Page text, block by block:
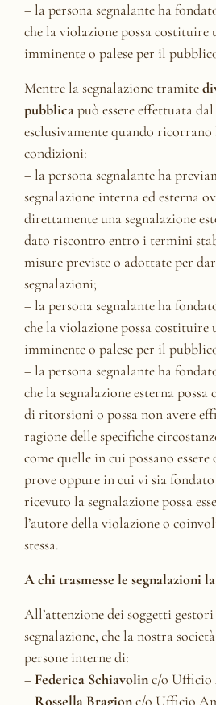
– la persona segnalante ha
che la violazione possa costituire
imminente o palese per il
Mentre la segnalazione tramite
pubblicapuò essere effettuata
esclusivamente quando ricorrano
condizioni:
– la persona segnalante ha
segnalazione interna ed esterna
direttamente una segnalazione
dato riscontro entro i termini
misure previste o adottate per
segnalazioni;
– la persona segnalante ha
che la violazione possa costituire
imminente o palese per il
– la persona segnalante ha
che la segnalazione esterna
di ritorsioni o possa non avere
ragione delle specifiche
come quelle in cui possano
prove oppure in cui vi sia
ricevuto la segnalazione possa
l’autore della violazione o
stessa.
A chi trasmesse le segnalazioni
All’attenzione dei soggetti
segnalazione, che la nostra
persone interne di:
– Federica Schiavolinc/o Ufficio
– Rossella Bragionc/o Ufficio